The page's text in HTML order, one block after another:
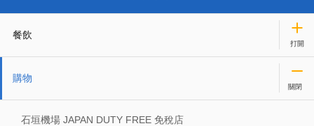
餐飲
購物
石垣機場 JAPAN DUTY FREE 免稅店